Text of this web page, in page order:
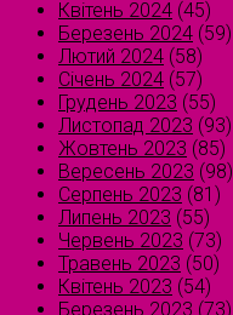
Квітень 2024 (45)
Березень 2024 (59)
Лютий 2024 (58)
Січень 2024 (57)
Грудень 2023 (55)
Листопад 2023 (93)
Жовтень 2023 (85)
Вересень 2023 (98)
Серпень 2023 (81)
Липень 2023 (55)
Червень 2023 (73)
Травень 2023 (50)
Квітень 2023 (54)
Березень 2023 (73)